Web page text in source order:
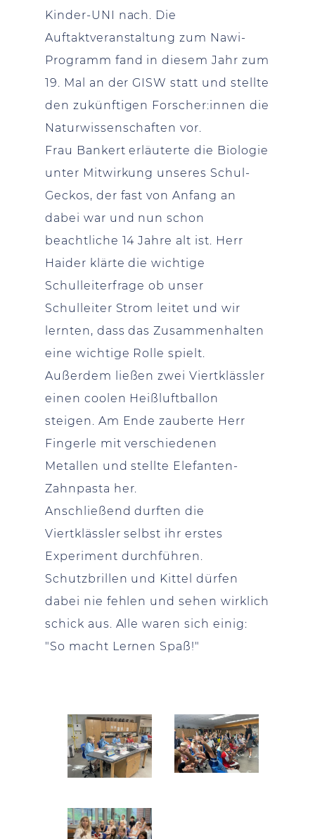
Kinder-UNI nach. Die
Auftaktveranstaltung zum Nawi-
Programm fand in diesem Jahr zum
19. Mal an der GISW statt und stellte
den zukünftigen Forscher:innen die
Naturwissenschaften vor.
Frau Bankert erläuterte die Biologie
unter Mitwirkung unseres Schul-
Geckos, der fast von Anfang an
dabei war und nun schon
beachtliche 14 Jahre alt ist. Herr
Haider klärte die wichtige
Schulleiterfrage ob unser
Schulleiter Strom leitet und wir
lernten, dass das Zusammenhalten
eine wichtige Rolle spielt.
Außerdem ließen zwei Viertklässler
einen coolen Heißluftballon
steigen. Am Ende zauberte Herr
Fingerle mit verschiedenen
Metallen und stellte Elefanten-
Zahnpasta her.
Anschließend durften die
Viertklässler selbst ihr erstes
Experiment durchführen.
Schutzbrillen und Kittel dürfen
dabei nie fehlen und sehen wirklich
schick aus. Alle waren sich einig:
"So macht Lernen Spaß!"